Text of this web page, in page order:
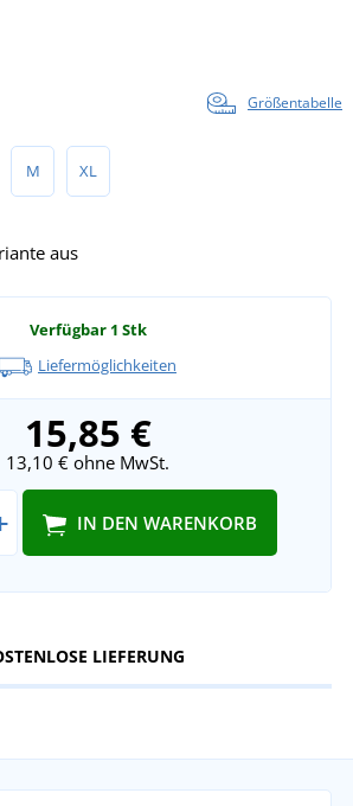
Größentabelle
M XL
aus
Verfügbar 1 Stk
Liefermöglichkeiten
15,85 €
13,10 € ohne MwSt.
IN DEN WARENKORB
LIEFERUNG